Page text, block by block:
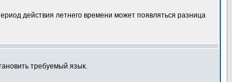
действия летнего времени может появляться разница
требуемый язык.